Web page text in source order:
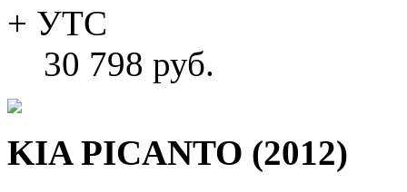
+ УТС
30 798 руб.
KIA PICANTO (2012)